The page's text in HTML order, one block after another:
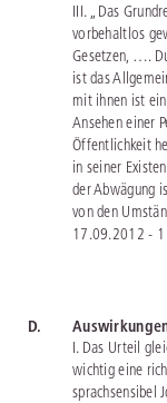
III. „Das
vorbehaltlos
Gesetzen, ….
ist das
mit ihnen ist
Ansehen einer
Öffentlichkeit
in seiner
der Abwägung
von den
17.09.2012 -
D.
I. Das Urteil
wichtig eine
sprachsensibel